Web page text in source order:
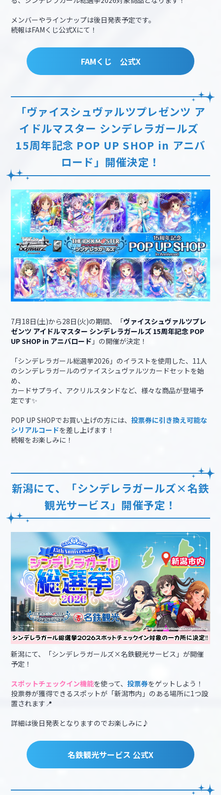
メンバーやラインナップは後日発表予定です。
続報はFAMくじ公式Xにて！
FAMくじ 公式X
「ヴァイスシュヴァルツプレゼンツ ア
イドルマスター シンデレラガールズ
15周年記念 POP UP SHOP in アニバ
ロード」開催決定！
7月18日(土)から28日(火)の期間、「ヴァイスシュヴァルツプレ
ゼンツ アイドルマスター シンデレラガールズ 15周年記念 POP
UP SHOP in アニバロード 」の開催が決定！
「シンデレラガール総選挙2026」のイラストを使用した、11人
のシンデレラガールのヴァイスシュヴァルツカードセットを始
め、
カードサプライ、アクリルスタンドなど、様々な商品が登場予
定です✨
POP UP SHOPでお買い上げの方には、投票券に引き換え可能な
シリアルコードを差し上げます！
続報をお楽しみに！
新潟にて、「シンデレラガールズ×名鉄
観光サービス」開催予定！
新潟にて、「シンデレラガールズ×名鉄観光サービス」が開催
予定！
スポットチェックイン機能を使って、投票券をゲットしよう！
投票券が獲得できるスポットが「新潟市内」のある場所に1つ設
置されます📍
詳細は後日発表となりますのでお楽しみに♪
名鉄観光サービス 公式X